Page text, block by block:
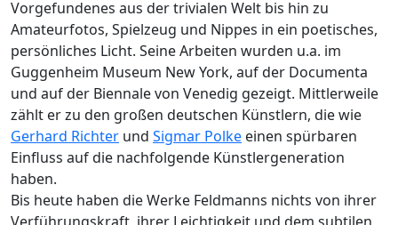
Vorgefundenes aus der trivialen Welt bis hin zu
Amateurfotos, Spielzeug und Nippes in ein poetisches,
persönliches Licht. Seine Arbeiten wurden u.a. im
Guggenheim Museum New York, auf der Documenta
und auf der Biennale von Venedig gezeigt. Mittlerweile
zählt er zu den großen deutschen Künstlern, die wie
Gerhard Richter und Sigmar Polke einen spürbaren
Einfluss auf die nachfolgende Künstlergeneration
haben.
Bis heute haben die Werke Feldmanns nichts von ihrer